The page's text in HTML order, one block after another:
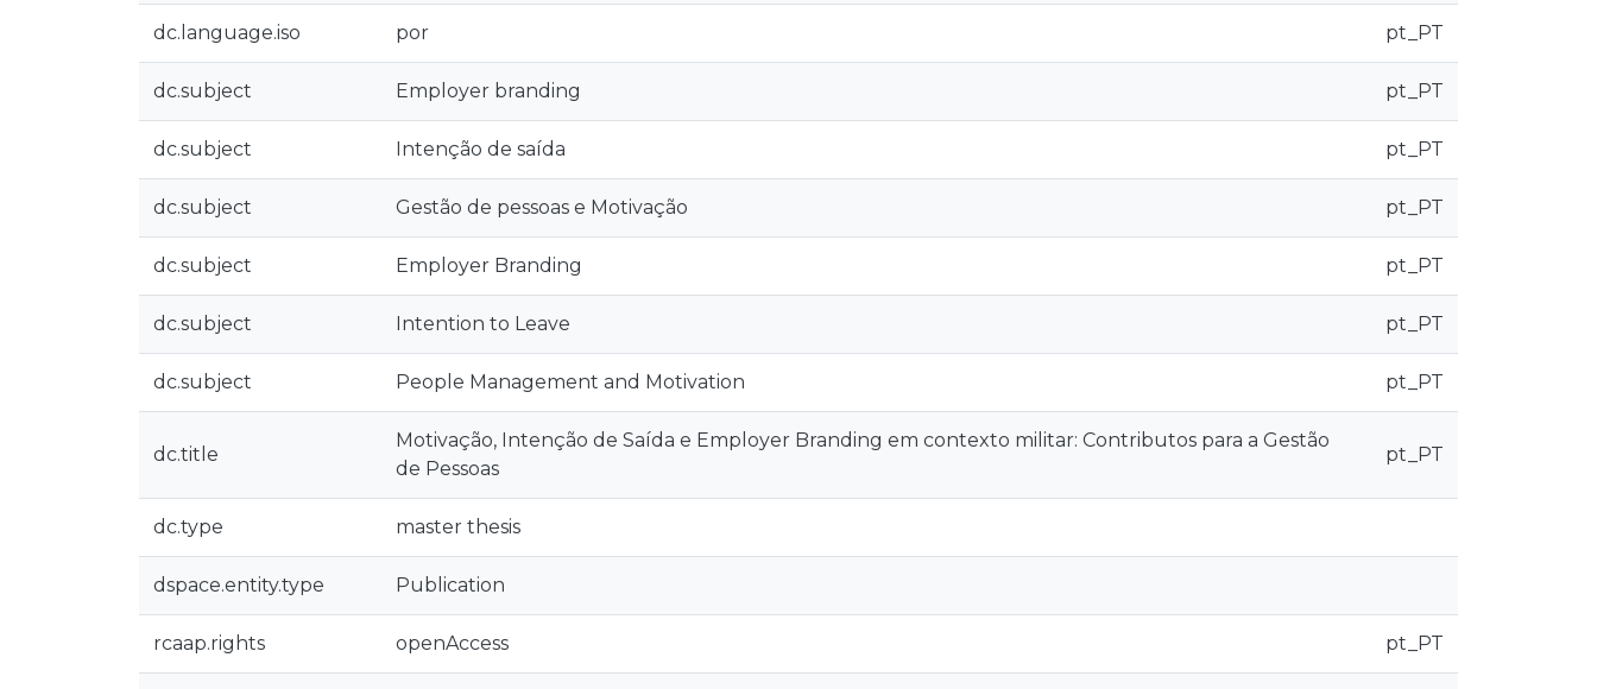
dc.language.iso por pt_PT
dc.subject Employer branding pt_PT
dc.subject Intenção de saída pt_PT
dc.subject Gestão de pessoas e Motivação pt_PT
dc.subject Employer Branding pt_PT
dc.subject Intention to Leave pt_PT
dc.subject People Management and Motivation pt_PT
dc.title
Motivação, Intenção de Saída e Employer Branding em contexto militar: Contributos para a Gestão
de Pessoas
pt_PT
dc.type master thesis
dspace.entity.type Publication
rcaap.rights openAccess pt_PT